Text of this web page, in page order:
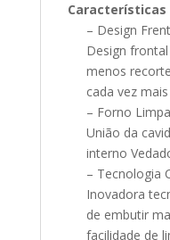
Características
– Design
Design
menos
cada vez
– Forno
União da
interno
– Tecnologia
Inovadora
de embutir
facilidade de